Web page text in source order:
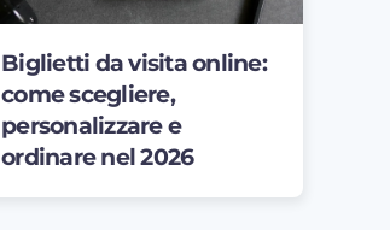
Biglietti da visita online:
come scegliere,
personalizzare e
ordinare nel 2026